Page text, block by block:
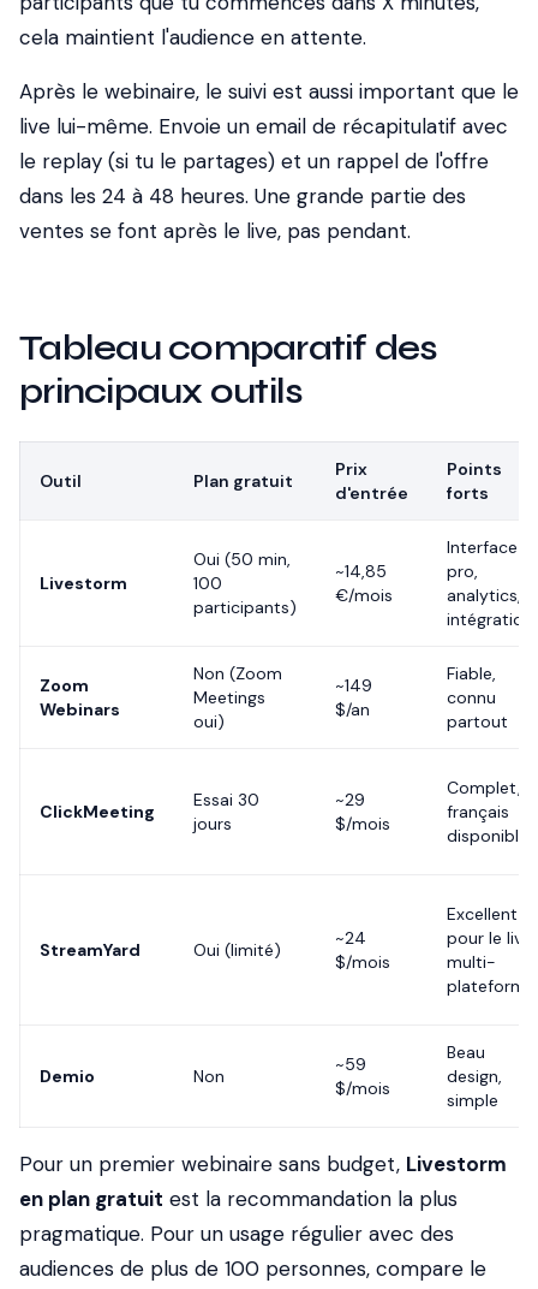
cela maintient l'audience en attente.
Après le webinaire, le suivi est aussi important que le
live lui-même. Envoie un email de récapitulatif avec
le replay (si tu le partages) et un rappel de l'offre
dans les 24 à 48 heures. Une grande partie des
ventes se font après le live, pas pendant.
Tableau comparatif des
principaux outils
Outil Plan gratuit
Prix
d'entrée
Points
forts
Livestorm
Oui (50 min,
100
participants)
~14,85
€/mois
Interface
pro,
analytics,
Zoom
Webinars
Non (Zoom
Meetings
oui)
~149
$/an
Fiable,
connu
partout
ClickMeeting
Essai 30
jours
~29
$/mois
Complet,
français
disponible
StreamYard Oui (limité)
~24
$/mois
Excellent
pour le live
multi-
plateforme
Demio Non
~59
$/mois
Beau
design,
simple
Pour un premier webinaire sans budget, Livestorm
en plan gratuit est la recommandation la plus
pragmatique. Pour un usage régulier avec des
audiences de plus de 100 personnes, compare le